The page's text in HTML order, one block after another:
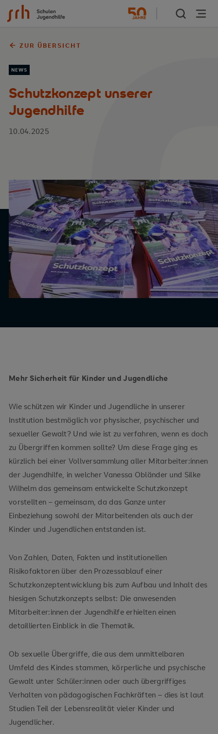
Zum Inhalt springen
ZUR ÜBERSICHT
NEWS
Schutzkonzept unserer
Jugendhilfe
10.04.2025
Mehr Sicherheit für Kinder und Jugendliche
Wie schützen wir Kinder und Jugendliche in unserer
Institution bestmöglich vor physischer, psychischer und
sexueller Gewalt? Und wie ist zu verfahren, wenn es doch
zu Übergriffen kommen sollte? Um diese Frage ging es
kürzlich bei einer Vollversammlung aller Mitarbeiter:innen
der Jugendhilfe, in welcher Vanessa Obländer und Silke
Wilhelm das gemeinsam entwickelte Schutzkonzept
vorstellten – gemeinsam, da das Ganze unter
Einbeziehung sowohl der Mitarbeitenden als auch der
Kinder und Jugendlichen entstanden ist.
Von Zahlen, Daten, Fakten und institutionellen
Risikofaktoren über den Prozessablauf einer
Schutzkonzeptentwicklung bis zum Aufbau und Inhalt des
hiesigen Schutzkonzepts selbst: Die anwesenden
Mitarbeiter:innen der Jugendhilfe erhielten einen
detaillierten Einblick in die Thematik.
Ob sexuelle Übergriffe, die aus dem unmittelbaren
Umfeld des Kindes stammen, körperliche und psychische
Gewalt unter Schüler:innen oder auch übergriffiges
Verhalten von pädagogischen Fachkräften – dies ist laut
Studien Teil der Lebensrealität vieler Kinder und
Jugendlicher.